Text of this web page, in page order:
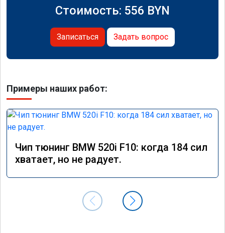
Стоимость: 556 BYN
Записаться Задать вопрос
Примеры наших работ:
Чип тюнинг BMW 520i F10: когда 184 сил
хватает, но не радует.